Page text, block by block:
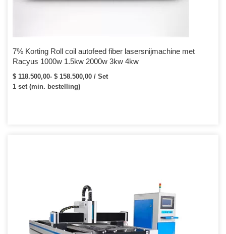
7% Korting Roll coil autofeed fiber lasersnijmachine met
Racyus 1000w 1.5kw 2000w 3kw 4kw
$ 118.500,00- $ 158.500,00 / Set
1 set (min. bestelling)